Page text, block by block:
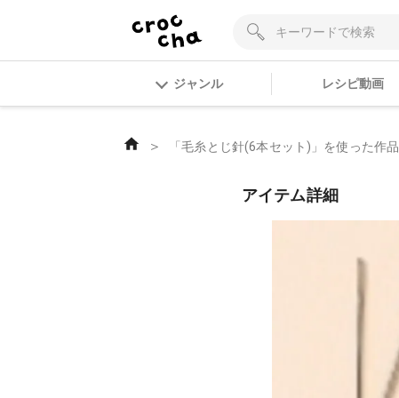
ジャンル レシピ動画
＞ 「毛糸とじ針(6本セット)」を使った作品
アイテム詳細